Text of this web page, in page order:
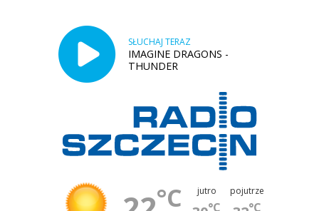
SŁUCHAJ TERAZ
IMAGINE DRAGONS -
THUNDER
°C jutro
°C
pojutrze
°C